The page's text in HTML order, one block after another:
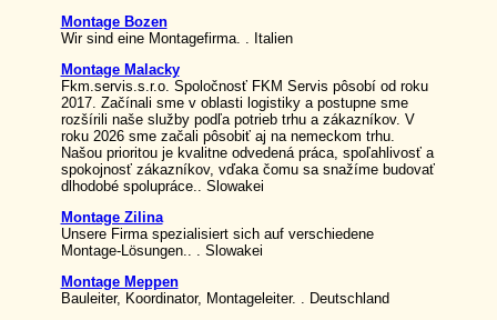
Montage Bozen
Wir sind eine Montagefirma. . Italien
Montage Malacky
Fkm.servis.s.r.o. Spoločnosť FKM Servis pôsobí od roku
2017. Začínali sme v oblasti logistiky a postupne sme
rozšírili naše služby podľa potrieb trhu a zákazníkov. V
roku 2026 sme začali pôsobiť aj na nemeckom trhu.
Našou prioritou je kvalitne odvedená práca, spoľahlivosť a
spokojnosť zákazníkov, vďaka čomu sa snažíme budovať
dlhodobé spolupráce.. Slowakei
Montage Zilina
Unsere Firma spezialisiert sich auf verschiedene
Montage-Lösungen.. . Slowakei
Montage Meppen
Bauleiter, Koordinator, Montageleiter. . Deutschland